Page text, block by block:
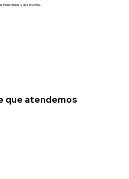
industriales y de servicios.
que atendemos